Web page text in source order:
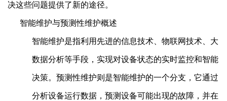
决这些问题提供了新的途径。
智能维护与预测性维护概述
智能维护是指利用先进的信息技术、物联网技术、大
数据分析等手段，实现对设备状态的实时监控和智能
决策。预测性维护则是智能维护的一个分支，它通过
分析设备运行数据，预测设备可能出现的故障，并在